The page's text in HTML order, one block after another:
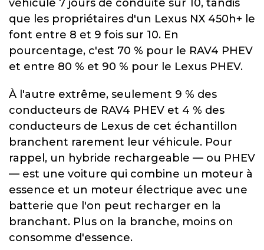
véhicule 7 jours de conduite sur 10, tandis
que les propriétaires d'un Lexus NX 450h+ le
font entre 8 et 9 fois sur 10. En
pourcentage, c'est 70 % pour le RAV4 PHEV
et entre 80 % et 90 % pour le Lexus PHEV.
À l'autre extrême, seulement 9 % des
conducteurs de RAV4 PHEV et 4 % des
conducteurs de Lexus de cet échantillon
branchent rarement leur véhicule. Pour
rappel, un hybride rechargeable — ou PHEV
— est une voiture qui combine un moteur à
essence et un moteur électrique avec une
batterie que l'on peut recharger en la
branchant. Plus on la branche, moins on
consomme d'essence.